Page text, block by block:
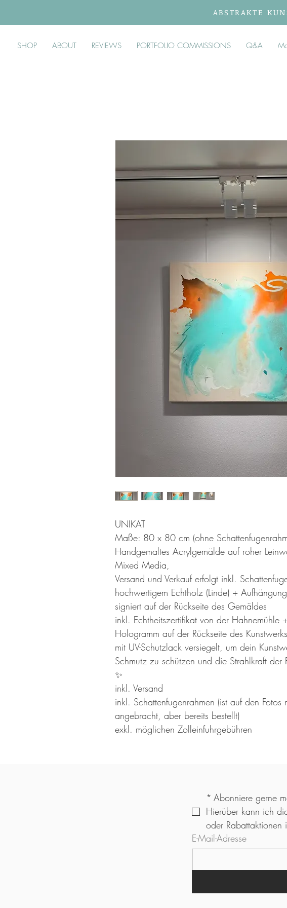
SHOP ABOUT REVIEWS PORTFOLIO COMMISSIONS Q&A
ABSTRAKTE
UNIKAT
Maße: 80 x 80 cm (ohne
Handgemaltes Acrylgemälde auf roher
Mixed Media,
Versand und Verkauf erfolgt inkl.
hochwertigem Echtholz (Linde) +
signiert auf der Rückseite des Gemäldes
inkl. Echtheitszertifikat von der Hahnemühle
Hologramm auf der Rückseite des Kunstwerks
mit UV-Schutzlack versiegelt, um dein
Schmutz zu schützen und die Strahlkraft der
✨
inkl. Versand
inkl. Schattenfugenrahmen (ist auf den Fotos
angebracht, aber bereits bestellt)
exkl. möglichen Zolleinfuhrgebühren
* Abonniere gerne
Hierüber kann ich
E-Mail-Adresse